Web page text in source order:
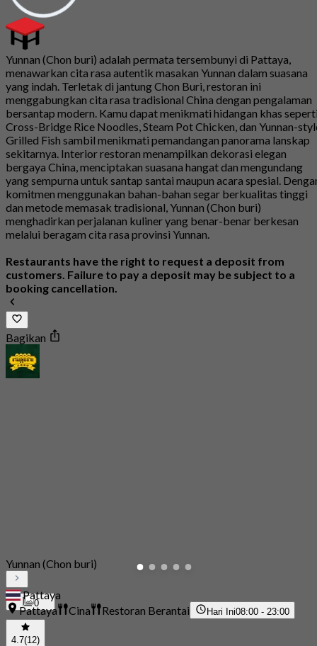
Yunnan (Chon buri) adalah permata tersembunyi di Pattaya,
menawarkan cita rasa autentik masakan Yunnan dalam suasana
yang indah. Terletak di jantung Chon Buri, restoran ini
menggabungkan cita rasa tradisional China dengan pengalaman
bersantap modern. Kamu dapat menikmati hidangan khas
Cross-Bridge Rice Noodles, Steam Pot Chicken, dan Yunnan-
Grilled Fish sambil menikmati pemandangan panorama lanskap
sekitarnya. Interior restoran menampilkan dekorasi elegan
bergaya China, menciptakan suasana hangat dan mengundang
yang sempurna untuk santap santai maupun acara spesial.
komitmen menggunakan bahan-bahan segar berkualitas tinggi
dan metode memasak tradisional, Yunnan (Chon buri)
menghadirkan perjalanan kuliner yang benar-benar berkesan
melalui beragam cita rasa provinsi Yunnan.
Restaurants have the right to request a deposit from
customers. Failure to pay a deposit may be subject to a
booking cancellation.
Bagikan
0
Yunnan (Chon buri)
Pattaya
Pattaya
Cina Restoran Berantai Hari Ini08:00 - 23:00
4.7(12)